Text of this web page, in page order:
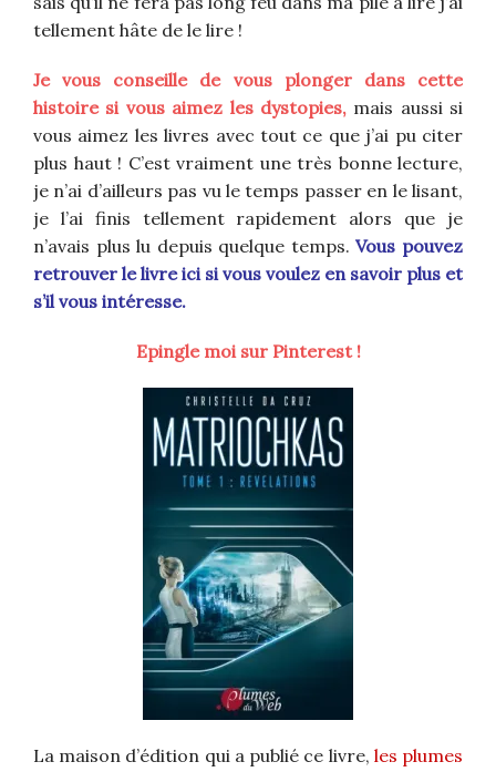
tellement hâte de le lire !
Je vous conseille de vous plonger dans cette
histoire si vous aimez les dystopies,mais aussi si
vous aimez les livres avec tout ce que j’ai pu citer
plus haut ! C’est vraiment une très bonne lecture,
je n’ai d’ailleurs pas vu le temps passer en le lisant,
je l’ai finis tellement rapidement alors que je
n’avais plus lu depuis quelque temps.Vous pouvez
retrouver le livre ici si vous voulez en savoir plus et
s’il vous intéresse.
Epingle moi sur Pinterest !
La maison d’édition qui a publié ce livre, les plumes